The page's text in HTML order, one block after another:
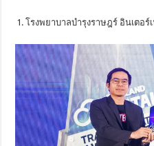
โรงพยาบาลบำรุงราษฎร์ อินเตอร์